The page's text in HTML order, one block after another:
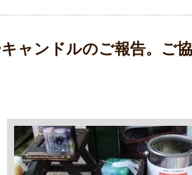
ャンドルのご報告。ご